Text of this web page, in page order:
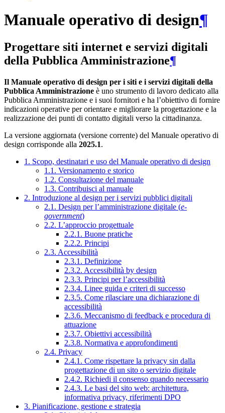
Manuale operativo di design¶
Progettare siti internet e servizi digitali
della Pubblica Amministrazione¶
Il Manuale operativo di design per i siti e i servizi digitali della
Pubblica Amministrazione è uno strumento di lavoro dedicato alla
Pubblica Amministrazione e i suoi fornitori e ha l’obiettivo di fornire
indicazioni operative per orientare e migliorare la progettazione e la
realizzazione dei punti di contatto digitali verso la cittadinanza.
La versione aggiornata (versione corrente) del Manuale operativo di
design corrisponde alla 2025.1.
1. Scopo, destinatari e uso del Manuale operativo di design
1.1. Versionamento e storico
1.2. Consultazione del manuale
1.3. Contribuisci al manuale
2. Introduzione al design per i servizi pubblici digitali
2.1. Design per l’amministrazione digitale (e-
government)
2.2. L’approccio progettuale
2.2.1. Buone pratiche
2.2.2. Principi
2.3. Accessibilità
2.3.1. Definizione
2.3.2. Accessibilità by design
2.3.3. Principi per l’accessibilità
2.3.4. Linee guida e criteri di successo
2.3.5. Come rilasciare una dichiarazione di
accessibilità
2.3.6. Meccanismo di feedback e procedura di
attuazione
2.3.7. Obiettivi accessibilità
2.3.8. Normativa e approfondimenti
2.4. Privacy
2.4.1. Come rispettare la privacy sin dalla
progettazione di un sito o servizio digitale
2.4.2. Richiedi il consenso quando necessario
2.4.3. Le basi del sito web: architettura,
informativa privacy, riferimenti DPO
3. Pianificazione, gestione e strategia